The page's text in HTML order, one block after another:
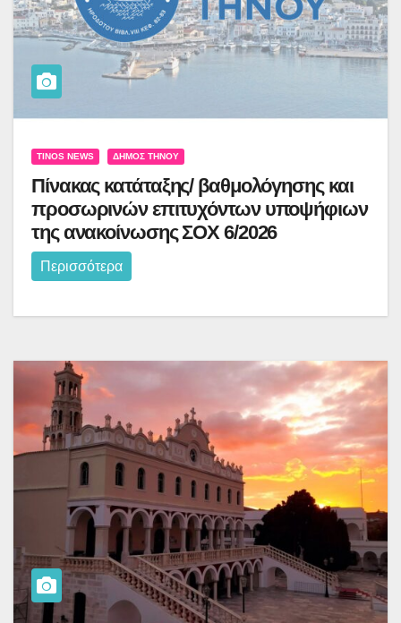
TINOS NEWS ΔΉΜΟΣ ΤΉΝΟΥ
Πίνακας κατάταξης/ βαθμολόγησης και
προσωρινών επιτυχόντων υποψήφιων
της ανακοίνωσης ΣΟΧ 6/2026
Περισσότερα